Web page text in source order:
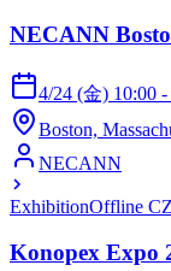
NECANN
4/24 (金) 10:00
Boston,
NECANN
ExhibitionOffline CZ
Konopex Expo